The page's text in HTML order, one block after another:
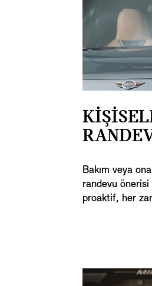
Bakım veya
randevu
proaktif, her